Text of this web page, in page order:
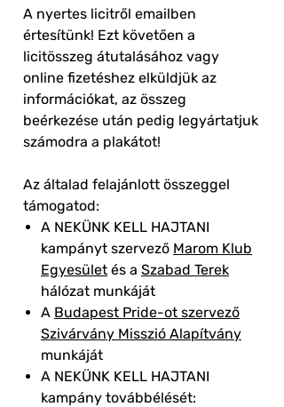
A nyertes licitről emailben
értesítünk! Ezt követően a
licitösszeg átutalásához vagy
online fizetéshez elküldjük az
információkat, az összeg
beérkezése után pedig legyártatjuk
számodra a plakátot!
Az általad felajánlott összeggel
támogatod:
A NEKÜNK KELL HAJTANI
kampányt szervező Marom Klub
Egyesület és a Szabad Terek
hálózat munkáját
A Budapest Pride-ot szervező
Szivárvány Misszió Alapítvány
munkáját
A NEKÜNK KELL HAJTANI
kampány továbbélését: